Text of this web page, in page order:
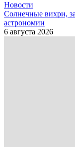
Новости
Солнечные вихри,
астрономии
6 августа 2026